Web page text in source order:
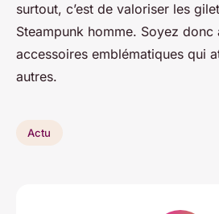
surtout, c’est de valoriser les
Steampunk homme. Soyez
accessoires emblématiques qui
autres.
Actu